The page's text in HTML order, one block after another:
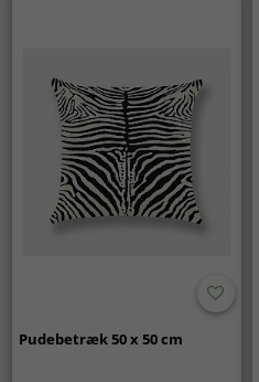
Pudebetræk 50 x 50 cm